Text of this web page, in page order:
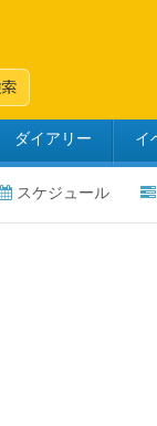
ダイアリー イ
スケジュール